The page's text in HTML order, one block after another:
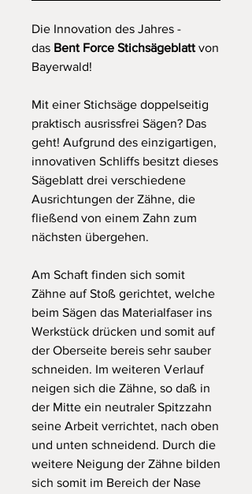
Die Innovation des Jahres -
das Bent Force Stichsägeblatt von
Bayerwald!
Mit einer Stichsäge doppelseitig
praktisch ausrissfrei Sägen? Das
geht! Aufgrund des einzigartigen,
innovativen Schliffs besitzt dieses
Sägeblatt drei verschiedene
Ausrichtungen der Zähne, die
fließend von einem Zahn zum
nächsten übergehen.
Am Schaft finden sich somit
Zähne auf Stoß gerichtet, welche
beim Sägen das Materialfaser ins
Werkstück drücken und somit auf
der Oberseite bereis sehr sauber
schneiden. Im weiteren Verlauf
neigen sich die Zähne, so daß in
der Mitte ein neutraler Spitzzahn
seine Arbeit verrichtet, nach oben
und unten schneidend. Durch die
weitere Neigung der Zähne bilden
sich somit im Bereich der Nase